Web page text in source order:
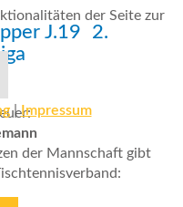
J.19 2.
der Mannschaft gibt
der Seite zur
|Impressum